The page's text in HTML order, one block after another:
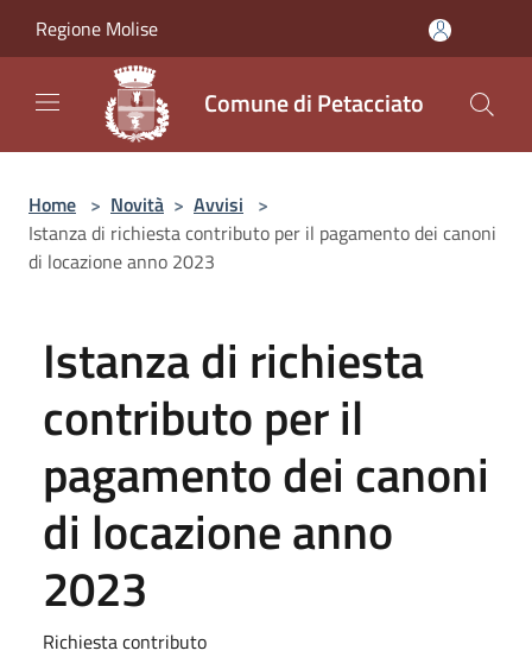
Regione Molise
Comune di Petacciato
Home > Novità > Avvisi >
Istanza di richiesta contributo per il pagamento dei canoni
di locazione anno 2023
Istanza di richiesta
contributo per il
pagamento dei canoni
di locazione anno
2023
Richiesta contributo